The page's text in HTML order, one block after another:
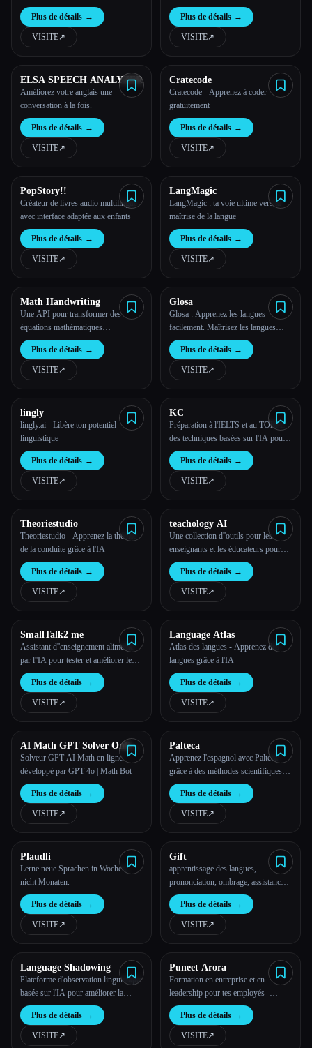
Esc
Plus de détails →
VISITE↗︎
Plus de détails →
VISITE↗︎
ELSA SPEECH ANALYZER
Améliorez votre anglais une
conversation à la fois.
Plus de détails →
VISITE↗︎
Cratecode
Cratecode - Apprenez à coder
gratuitement
Plus de détails →
VISITE↗︎
PopStory!!
Créateur de livres audio multilingue
avec interface adaptée aux enfants
Plus de détails →
VISITE↗︎
LangMagic
LangMagic : ta voie ultime vers la
maîtrise de la langue
Plus de détails →
VISITE↗︎
Math Handwriting
Une API pour transformer des
équations mathématiques
manuscrites en LaTeX.
Plus de détails →
VISITE↗︎
Glosa
Glosa : Apprenez les langues
facilement. Maîtrisez les langues
sans effort avec Glosa. Engagez-
vous, apprenez et réussissez.
Plus de détails →
VISITE↗︎
lingly
lingly.ai - Libère ton potentiel
linguistique
Plus de détails →
VISITE↗︎
KC
Préparation à l'IELTS et au TOEFL :
des techniques basées sur l'IA pour
parler efficacement
Plus de détails →
VISITE↗︎
Theoriestudio
Theoriestudio - Apprenez la théorie
de la conduite grâce à l'IA
Plus de détails →
VISITE↗︎
teachology AI
Une collection d''outils pour les
enseignants et les éducateurs pour
exploiter la puissance de l''IA dans
leur pédagogie et leur planification.
Plus de détails →
VISITE↗︎
SmallTalk2 me
Assistant d''enseignement alimenté
par l''IA pour tester et améliorer les
compétences en anglais
Plus de détails →
VISITE↗︎
Language Atlas
Atlas des langues - Apprenez des
langues grâce à l'IA
Plus de détails →
VISITE↗︎
AI Math GPT Solver Online
Powered by GPT-4o | Math
Bot
Solveur GPT AI Math en ligne
développé par GPT-4o | Math Bot
Plus de détails →
VISITE↗︎
Palteca
Apprenez l'espagnol avec Palteca
grâce à des méthodes scientifiques,
améliorées et rendues possibles dès
aujourd'hui grâce aux dernières
avancées en matière d'IA.
Plus de détails →
VISITE↗︎
Plaudli
Lerne neue Sprachen in Wochen,
nicht Monaten.
Plus de détails →
VISITE↗︎
Gift
apprentissage des langues,
prononciation, ombrage, assistance
par IA, entraînement de la parole,
compétences orales, apprentissage
audio, feedback de prononciation
Plus de détails →
VISITE↗︎
Language Shadowing
Plateforme d'observation linguistique
basée sur l'IA pour améliorer la
prononciation et la fluidité
Plus de détails →
VISITE↗︎
Puneet Arora
Formation en entreprise et en
leadership pour tes employés -
Corpoladder
Plus de détails →
VISITE↗︎